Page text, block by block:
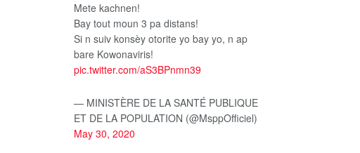
Mete kachnen!
Bay tout moun 3 pa distans!
Si n suiv konsèy otorite yo bay yo, n ap
bare Kowonaviris!
pic.twitter.com/aS3BPnmn39
— MINISTÈRE DE LA SANTÉ PUBLIQUE
ET DE LA POPULATION (@MsppOfficiel)
May 30, 2020